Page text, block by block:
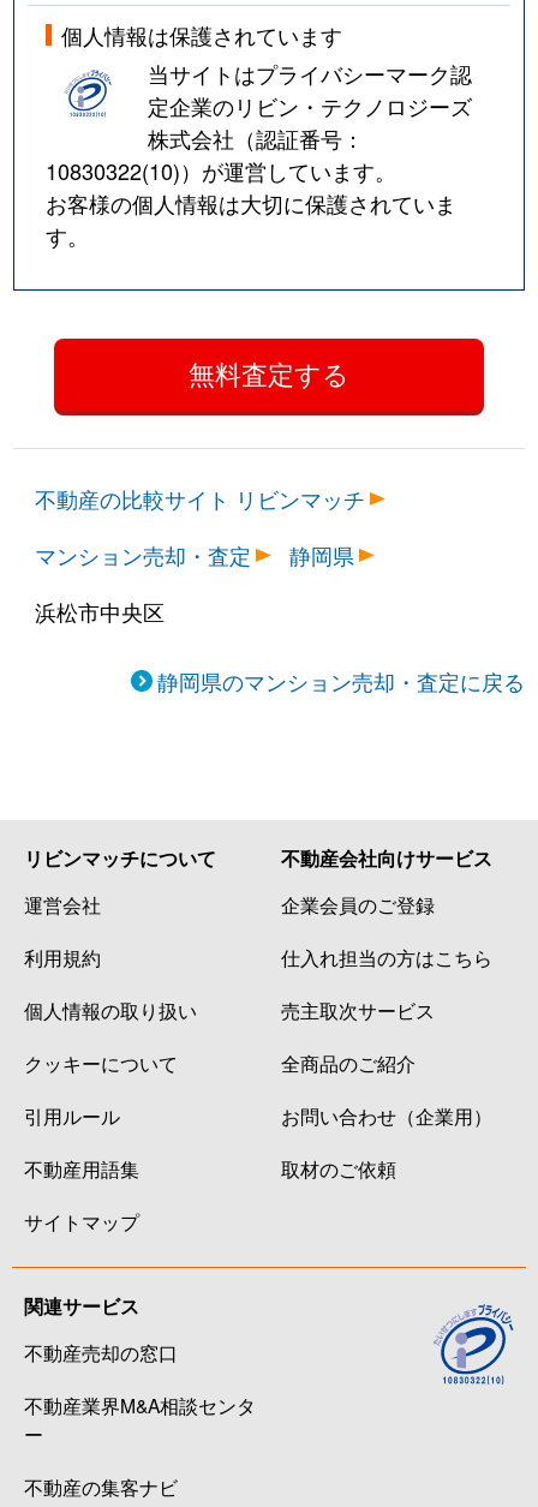
個人情報は保護されています
当サイトはプライバシーマーク認
定企業のリビン・テクノロジーズ
株式会社（認証番号：
10830322(10)）が運営しています。
お客様の個人情報は大切に保護されていま
す。
不動産の比較サイト リビンマッチ
マンション売却・査定
静岡県
浜松市中央区
静岡県のマンション売却・査定に戻る
リビンマッチについて
運営会社
利用規約
個人情報の取り扱い
クッキーについて
引用ルール
不動産用語集
サイトマップ
不動産会社向けサービス
企業会員のご登録
仕入れ担当の方はこちら
売主取次サービス
全商品のご紹介
お問い合わせ（企業用）
取材のご依頼
関連サービス
不動産売却の窓口
不動産業界M&A相談センタ
ー
不動産の集客ナビ